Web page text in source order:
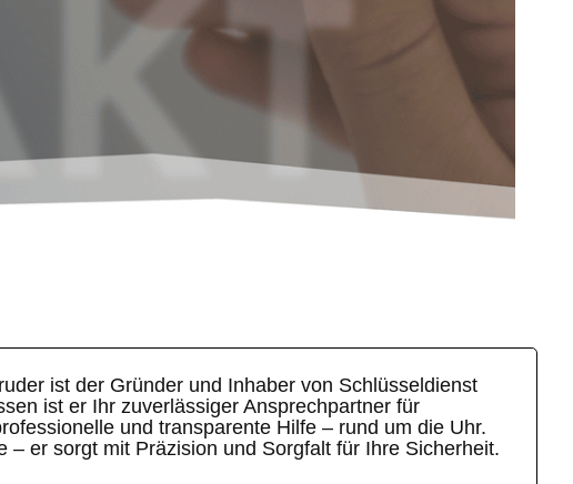
ist der Gründer und Inhaber von Schlüsseldienst
ist er Ihr zuverlässiger Ansprechpartner für
und transparente Hilfe – rund um die Uhr.
er sorgt mit Präzision und Sorgfalt für Ihre Sicherheit.